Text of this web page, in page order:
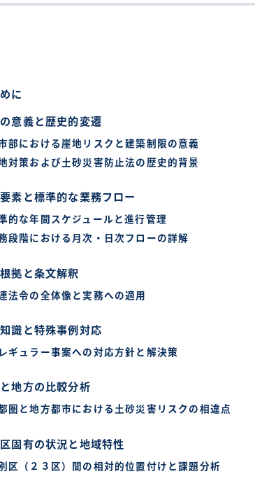
に
意義と歴史的変遷
部における崖地リスクと建築制限の意義
対策および土砂災害防止法の歴史的背景
素と標準的な業務フロー
的な年間スケジュールと進行管理
段階における月次・日次フローの詳解
拠と条文解釈
法令の全体像と実務への適用
識と特殊事例対応
ギュラー事案への対応方針と解決策
地方の比較分析
圏と地方都市における土砂災害リスクの相違点
固有の状況と地域特性
区（２３区）間の相対的位置付けと課題分析